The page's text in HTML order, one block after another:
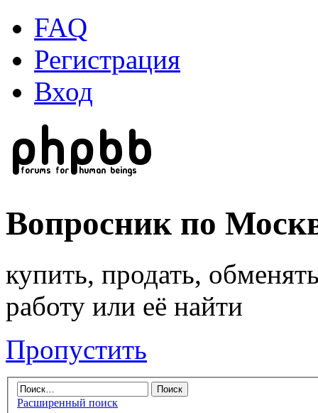
FAQ
Регистрация
Вход
Вопросник по
купить, продать,
работу или её найти
Пропустить
Расширенный поиск